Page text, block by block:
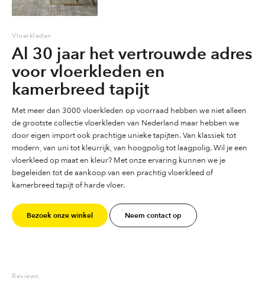
Vloerkleden
Al 30 jaar het vertrouwde adres
voor vloerkleden en
kamerbreed tapijt
Met meer dan 3000 vloerkleden op voorraad hebben we niet alleen
de grootste collectie vloerkleden van Nederland maar hebben we
door eigen import ook prachtige unieke tapijten. Van klassiek tot
modern, van uni tot kleurrijk, van hoogpolig tot laagpolig. Wil je een
vloerkleed op maat en kleur? Met onze ervaring kunnen we je
begeleiden tot de aankoop van een prachtig vloerkleed of
kamerbreed tapijt of harde vloer.
Bezoek onze winkel Neem contact op
Reviews